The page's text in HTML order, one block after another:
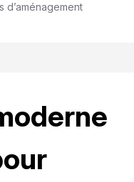
d’aménagement